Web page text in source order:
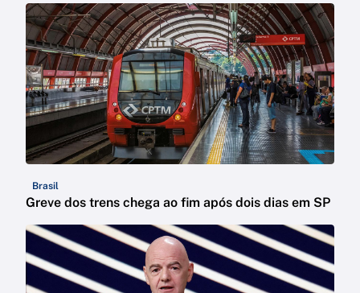
Brasil
Greve dos trens chega ao fim após dois dias em SP